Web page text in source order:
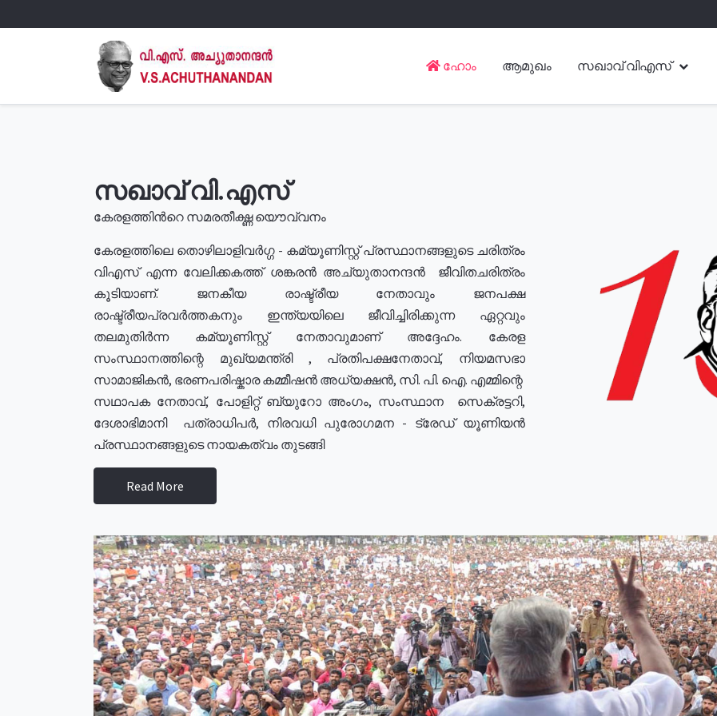
ഹോം ആമുഖം സഖാവ് വിഎസ്
സഖാവ് വി.എസ്
കേരളത്തിൻറെ സമരതീക്ഷ്ണ യൌവ്വനം
കേരളത്തിലെ തൊഴിലാളിവർഗ്ഗ - കമ്യൂണിസ്റ്റ് പ്രസ്ഥാനങ്ങളുടെ ചരിത്രം
വിഎസ് എന്ന വേലിക്കകത്ത് ശങ്കരൻ അച്യുതാനന്ദൻ ജീവിതചരിത്രം
കൂടിയാണ്. ജനകീയ രാഷ്ട്രീയ നേതാവും ജനപക്ഷ
രാഷ്ട്രീയപ്രവർത്തകനും ഇന്ത്യയിലെ ജീവിച്ചിരിക്കുന്ന ഏറ്റവും
തലമുതിർന്ന കമ്യൂണിസ്റ്റ് നേതാവുമാണ് അദ്ദേഹം. കേരള
സംസ്ഥാനത്തിന്റെ മുഖ്യമന്ത്രി , പ്രതിപക്ഷനേതാവ്, നിയമസഭാ
സാമാജികൻ, ഭരണപരിഷ്കാര കമ്മീഷൻ അധ്യക്ഷൻ, സി. പി. ഐ. എമ്മിന്റെ
സഥാപക നേതാവ്, പോളിറ്റ് ബ്യുറോ അംഗം, സംസ്ഥാന സെക്രട്ടറി,
ദേശാഭിമാനി പത്രാധിപർ, നിരവധി പുരോഗമന - ട്രേഡ് യൂണിയൻ
പ്രസ്ഥാനങ്ങളുടെ നായകത്വം തുടങ്ങി
Read More